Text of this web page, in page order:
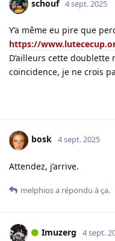
schouf 4 sept. 2025
Y’a même eu pire que
https://
D’ailleurs cette doublette
coincidence, je ne crois
bosk 4 sept. 2025
Attendez, j’arrive.
melphiosa répondu à ça.
Imuzerg 4 sept.